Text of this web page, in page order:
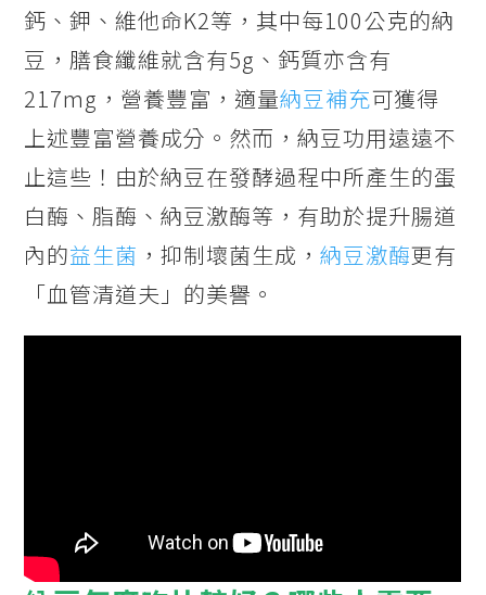
鈣、鉀、維他命K2等，其中每100公克的納
豆，膳食纖維就含有5g、鈣質亦含有
217mg，營養豐富，適量納豆補充可獲得
上述豐富營養成分。然而，納豆功用遠遠不
止這些！由於納豆在發酵過程中所產生的蛋
白酶、脂酶、納豆激酶等，有助於提升腸道
內的益生菌 ，抑制壞菌生成，納豆激酶更有
「血管清道夫」的美譽。